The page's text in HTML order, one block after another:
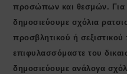
προσώπων και θεσμών. Για
δημοσιεύουμε σχόλια
προσβλητικού ή σεξιστικού
επιφυλασσόμαστε του
δημοσιεύουμε ανάλογα